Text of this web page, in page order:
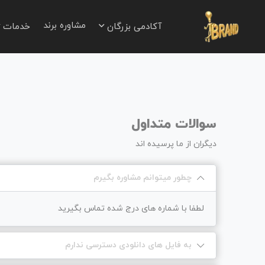
آکادمی بزرگان مشاوره برند خدمات
سوالات متداول
دیگران از ما پرسیده اند
چطور میتوانم مشاوره بگیرم
لطفا با شماره های درج شده تماس بگیرید
به فایل های دانلودی دسترسی ندارم